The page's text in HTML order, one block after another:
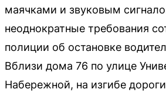
маячками и звуковым
неоднократные требования
полиции об остановке
Вблизи дома 76 по улице
Набережной, на изгибе